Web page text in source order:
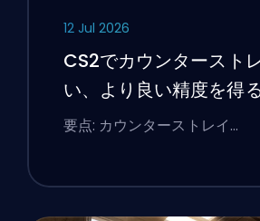
12 Jul 2026
CS2でカウンタースト
い、より良い精度を得
要点: カウンターストレイ…